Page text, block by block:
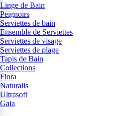
Linge de Bain
Peignoirs
Serviettes de bain
Ensemble de Serviettes
Serviettes de visage
Serviettes de plage
Tapis de Bain
Collections
Flora
Naturalis
Ultrasoft
Gaia